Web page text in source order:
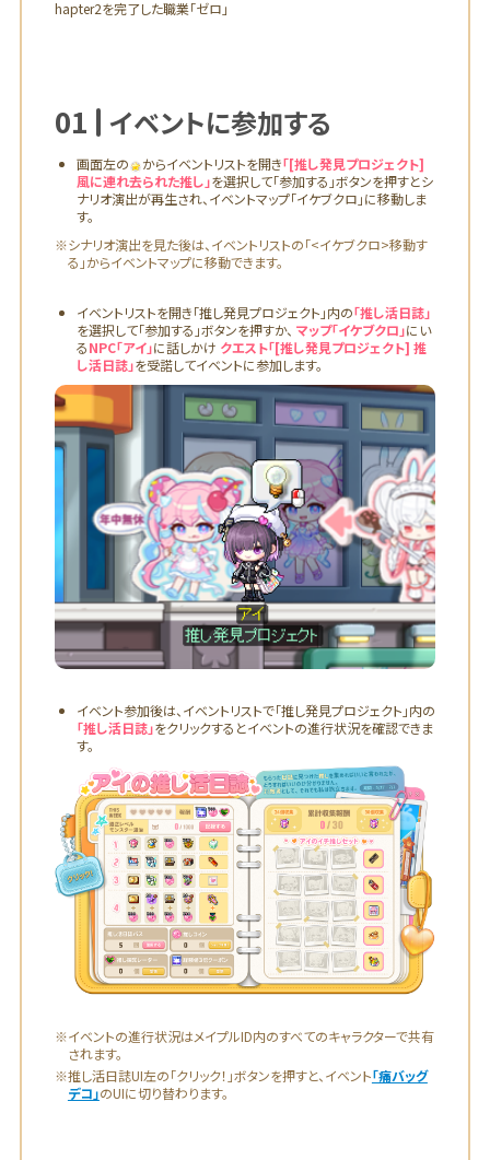
hapter2を完了した職業「ゼロ」
01 イベントに参加する
画面左の からイベントリストを開き「[推し発見プロジェクト]
風に連れ去られた推し」を選択して「参加する」ボタンを押すとシ
ナリオ演出が再生され、イベントマップ「イケブクロ」に移動しま
す。
※シナリオ演出を見た後は、イベントリストの「<イケブクロ>移動す
る」からイベントマップに移動できます。
イベントリストを開き「推し発見プロジェクト」内の「推し活日誌」
を選択して「参加する」ボタンを押すか、 マップ「イケブクロ」にい
るNPC「アイ」に話しかけ クエスト「[推し発見プロジェクト] 推
し活日誌」を受諾してイベントに参加します。
イベント参加後は、イベントリストで「推し発見プロジェクト」内の
「推し活日誌」をクリックするとイベントの進行状況を確認できま
す。
※イベントの進行状況はメイプルID内のすべてのキャラクターで共有
されます。
※推し活日誌UI左の「クリック！」ボタンを押すと、イベント「痛バッグ
デコ」のUIに切り替わります。